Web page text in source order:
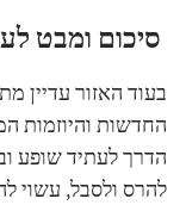
סיכום ומבט
בעוד האזור עדיין
החדשות והיוזמות
הדרך לעתיד שופע
להרס ולסבל, עשוי